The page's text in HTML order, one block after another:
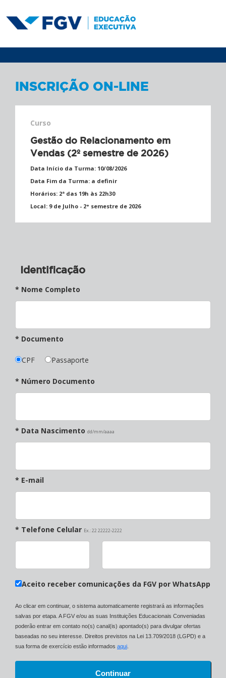
INSCRIÇÃO ON-LINE
Curso
Gestão do Relacionamento em
Vendas (2º semestre de 2026)
Data Início da Turma: 10/08/2026
Data Fim da Turma: a definir
Horários: 2ª das 19h às 22h30
Local: 9 de Julho - 2° semestre de 2026
Identificação
* Nome Completo
* Documento
CPF Passaporte
* Número Documento
* Data Nascimento dd/mm/aaaa
* E-mail
* Telefone Celular Ex.: 22 22222-2222
Aceito receber comunicações da FGV por WhatsApp
Ao clicar em continuar, o sistema automaticamente registrará as informações
salvas por etapa. A FGV e/ou as suas Instituições Educacionais Conveniadas
poderão entrar em contato no(s) canal(is) apontado(s) para divulgar ofertas
baseadas no seu interesse. Direitos previstos na Lei 13.709/2018 (LGPD) e a
sua forma de exercício estão informados aqui
Continuar